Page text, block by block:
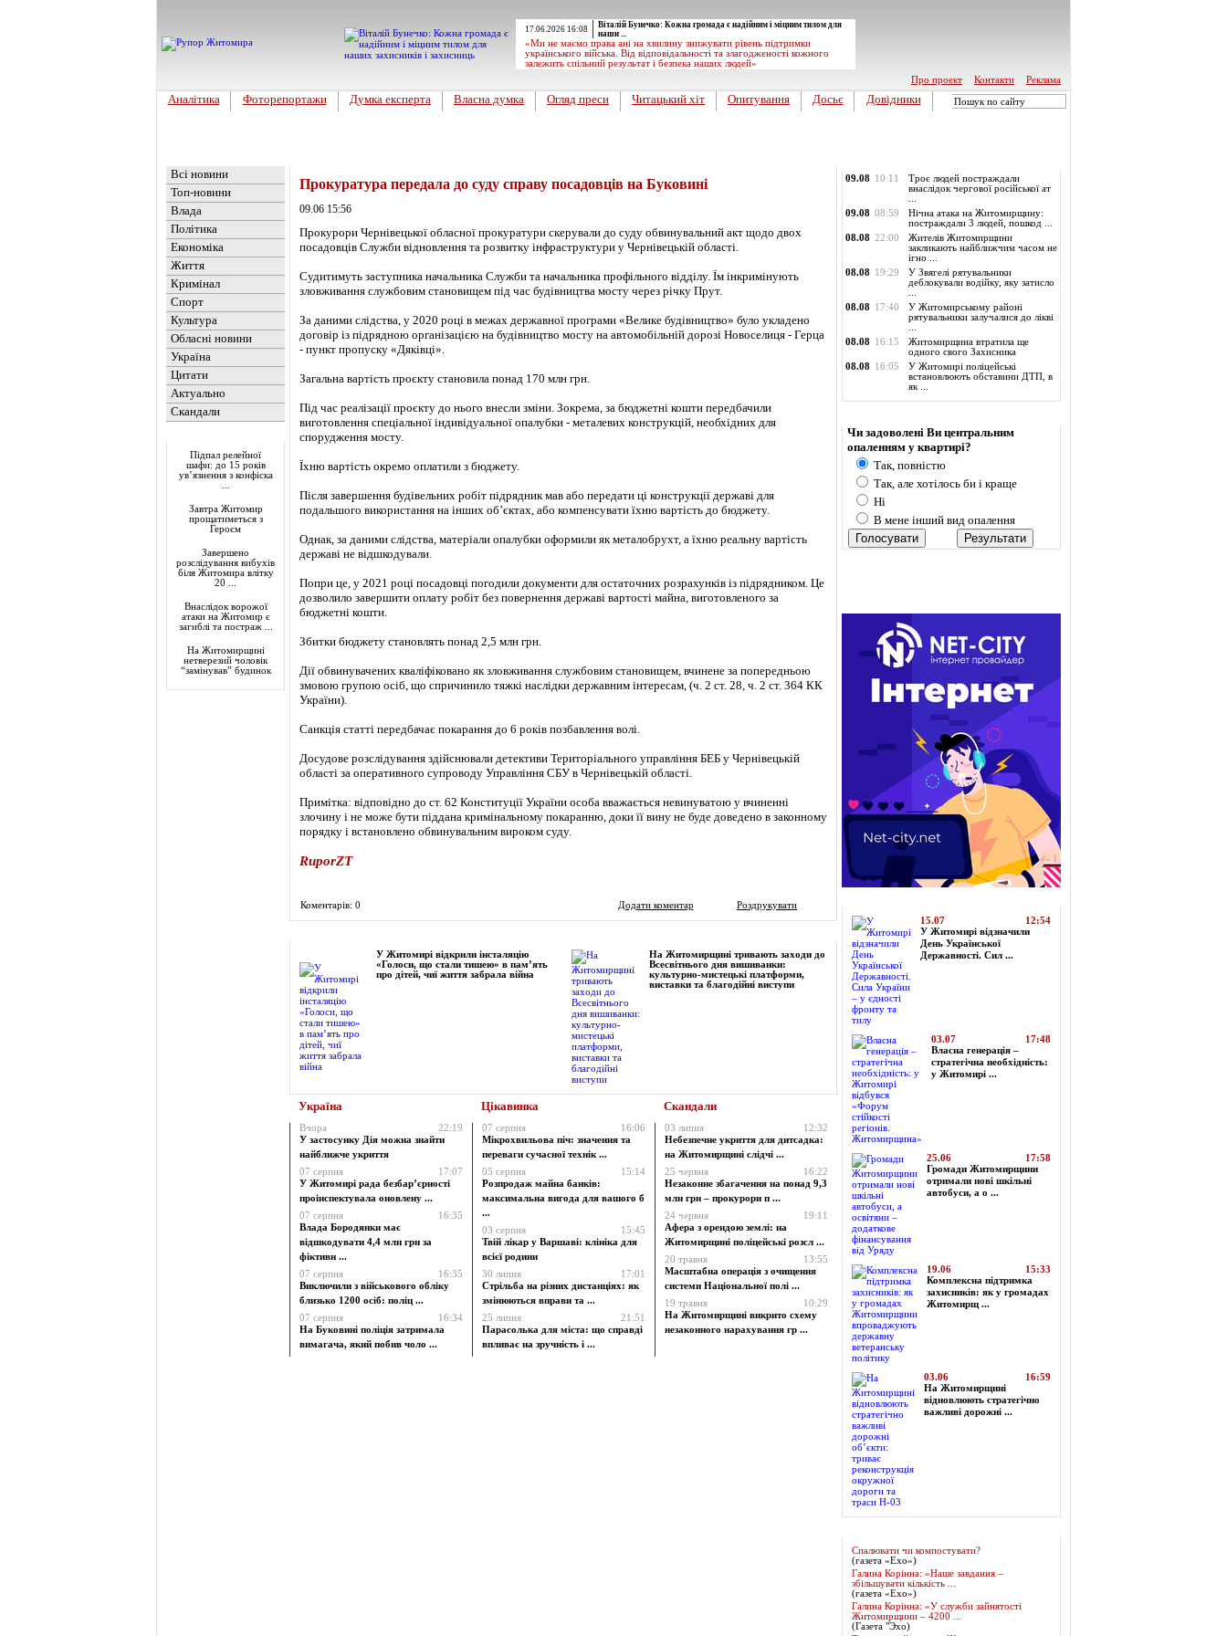
17.06.2026 16:08
Віталій Бунечко: Кожна громада є надійним і міцним тилом для
наши ...
«Ми не маємо права ані на хвилину знижувати рівень підтримки
українського війська. Від відповідальності та злагодженості кожного
залежить спільний результат і безпека наших людей»
Про проект
Контакти Реклама
Аналітика Фоторепортажи Думка експерта Власна думка Огляд преси Читацький хіт Опитування Досьє Довідники
Всі новини
Топ-новини
Влада
Політика
Економіка
Життя
Кримінал
Спорт
Культура
Обласні новини
Україна
Цитати
Актуально
Скандали
Підпал релейної
шафи: до 15 років
ув’язнення з конфіска
Завтра Житомир
прощатиметься з
Героєм
Завершено
розслідування вибухів
біля Житомира влітку
20 ...
Внаслідок ворожої
атаки на Житомир є
загиблі та постраж ...
На Житомирщині
нетверезий чоловік
“замінував” будинок
Прокуратура передала до суду справу посадовців на Буковині
09.06 15:56
Прокурори Чернівецької обласної прокуратури скерували до суду обвинувальний акт щодо двох
посадовців Служби відновлення та розвитку інфраструктури у Чернівецькій області.
Судитимуть заступника начальника Служби та начальника профільного відділу. Їм інкримінують
зловживання службовим становищем під час будівництва мосту через річку Прут.
За даними слідства, у 2020 році в межах державної програми «Велике будівництво» було укладено
договір із підрядною організацією на будівництво мосту на автомобільній дорозі Новоселиця - Герца
- пункт пропуску «Дяківці».
Загальна вартість проєкту становила понад 170 млн грн.
Під час реалізації проєкту до нього внесли зміни. Зокрема, за бюджетні кошти передбачили
виготовлення спеціальної індивідуальної опалубки - металевих конструкцій, необхідних для
спорудження мосту.
Їхню вартість окремо оплатили з бюджету.
Після завершення будівельних робіт підрядник мав або передати ці конструкції державі для
подальшого використання на інших об’єктах, або компенсувати їхню вартість до бюджету.
Однак, за даними слідства, матеріали опалубки оформили як металобрухт, а їхню реальну вартість
державі не відшкодували.
Попри це, у 2021 році посадовці погодили документи для остаточних розрахунків із підрядником. Це
дозволило завершити оплату робіт без повернення державі вартості майна, виготовленого за
бюджетні кошти.
Збитки бюджету становлять понад 2,5 млн грн.
Дії обвинувачених кваліфіковано як зловживання службовим становищем, вчинене за попередньою
змовою групою осіб, що спричинило тяжкі наслідки державним інтересам, (ч. 2 ст. 28, ч. 2 ст. 364 КК
України).
Санкція статті передбачає покарання до 6 років позбавлення волі.
Досудове розслідування здійснювали детективи Територіального управління БЕБ у Чернівецькій
області за оперативного супроводу Управління СБУ в Чернівецькій області.
Примітка: відповідно до ст. 62 Конституції України особа вважається невинуватою у вчиненні
злочину і не може бути піддана кримінальному покаранню, доки її вину не буде доведено в законному
порядку і встановлено обвинувальним вироком суду.
RuporZT
Коментарів: 0 Додати коментар Роздрукувати
У Житомирі відкрили інсталяцію
«Голоси, що стали тишею» в пам’ять
про дітей, чиї життя забрала війна
На Житомирщині тривають заходи до
Всесвітнього дня вишиванки:
культурно-мистецькі платформи,
виставки та благодійні виступи
Україна Цікавинка Скандали
Вчора
22:19
У застосунку Дія можна знайти
найближче укриття
07 серпня
17:07
У Житомирі рада безбар’єрності
проінспектувала оновлену ...
07 серпня
16:35
Влада Бородянки має
відшкодувати 4,4 млн грн за
фіктивн ...
07 серпня
16:35
Виключили з військового обліку
близько 1200 осіб: поліц ...
07 серпня
16:34
На Буковині поліція затримала
вимагача, який побив чоло ...
07 серпня
16:06
Мікрохвильова піч: значення та
переваги сучасної технік ...
05 серпня
15:14
Розпродаж майна банків:
максимальна вигода для вашого б
...
03 серпня
15:45
Твій лікар у Варшаві: клініка для
всієї родини
30 липня
17:01
Стрільба на різних дистанціях: як
змінюються вправи та ...
25 липня
21:51
Парасолька для міста: що справді
впливає на зручність і ...
03 липня
12:32
Небезпечне укриття для дитсадка:
на Житомирщині слідчі ...
25 червня
16:22
Незаконне збагачення на понад 9,3
млн грн – прокурори п ...
24 червня
19:11
Афера з орендою землі: на
Житомирщині поліцейські розсл ...
20 травня
13:55
Масштабна операція з очищення
системи Національної полі ...
19 травня
10:29
На Житомирщині викрито схему
незаконного нарахування гр ...
09.08 10:11
Троє людей постраждали
внаслідок чергової російської ат
09.08 08:59
Нічна атака на Житомирщину:
постраждали 3 людей, пошкод ...
08.08 22:00
Жителів Житомирщини
закликають найближчим часом не
ігно ...
08.08 19:29
У Звягелі рятувальники
деблокували водійку, яку затисло
08.08 17:40
У Житомирському районі
рятувальники залучалися до лікві
08.08 16:15
Житомирщина втратила ще
одного свого Захисника
08.08 16:05
У Житомирі поліцейські
встановлюють обставини ДТП, в
як ...
Чи задоволені Ви центральним
опаленням у квартирі?
Так, повністю
Так, але хотілось би і краще
Ні
В мене інший вид опалення
15.07
12:54
У Житомирі відзначили
День Української
Державності. Сил ...
03.07
17:48
Власна генерація –
стратегічна необхідність:
у Житомирі ...
25.06
17:58
Громади Житомирщини
отримали нові шкільні
автобуси, а о ...
19.06
15:33
Комплексна підтримка
захисників: як у громадах
Житомирщ ...
03.06
16:59
На Житомирщині
відновлюють стратегічно
важливі дорожні ...
Спалювати чи компостувати?
(газета «Ехо»)
Галина Корінна: «Наше завдання –
збільшувати кількість ...
(газета «Ехо»)
Галина Корінна: «У служби зайнятості
Житомирщини – 4200 ...
(Газета "Эхо)